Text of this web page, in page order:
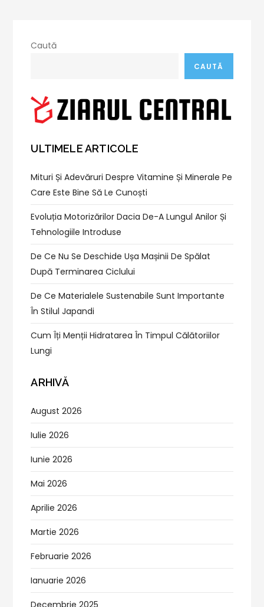
Caută
CAUTĂ
ULTIMELE ARTICOLE
Mituri Și Adevăruri Despre Vitamine Și Minerale Pe
Care Este Bine Să Le Cunoști
Evoluția Motorizărilor Dacia De-A Lungul Anilor Și
Tehnologiile Introduse
De Ce Nu Se Deschide Ușa Mașinii De Spălat
După Terminarea Ciclului
De Ce Materialele Sustenabile Sunt Importante
În Stilul Japandi
Cum Îți Menții Hidratarea În Timpul Călătoriilor
Lungi
ARHIVĂ
August 2026
Iulie 2026
Iunie 2026
Mai 2026
Aprilie 2026
Martie 2026
Februarie 2026
Ianuarie 2026
Decembrie 2025